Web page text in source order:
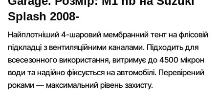
Splash 2008-
Найплотніший 4-шаровий мембранний тент на флісовій
підкладці з вентиляційними каналами. Підходить для
всесезонного використання, витримує до 4500 мікрон
води та надійно фіксується на автомобілі. Перевірений
роками — максимальний рівень захисту.